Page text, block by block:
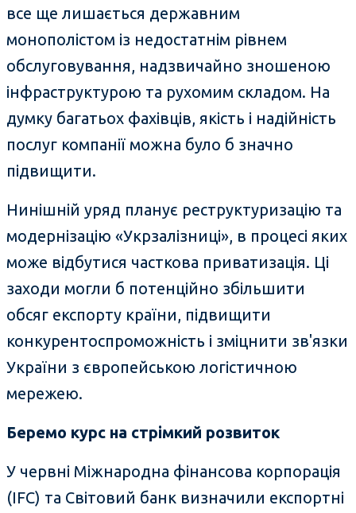
все ще лишається державним
монополістом із недостатнім рівнем
обслуговування, надзвичайно зношеною
інфраструктурою та рухомим складом. На
думку багатьох фахівців, якість і надійність
послуг компанії можна було б значно
підвищити.
Нинішній уряд планує реструктуризацію та
модернізацію «Укрзалізниці», в процесі яких
може відбутися часткова приватизація. Ці
заходи могли б потенційно збільшити
обсяг експорту країни, підвищити
конкурентоспроможність і зміцнити зв'язки
України з європейською логістичною
мережею.
Беремо курс на стрімкий розвиток
У червні Міжнародна фінансова корпорація
(IFC) та Світовий банк визначили експортні